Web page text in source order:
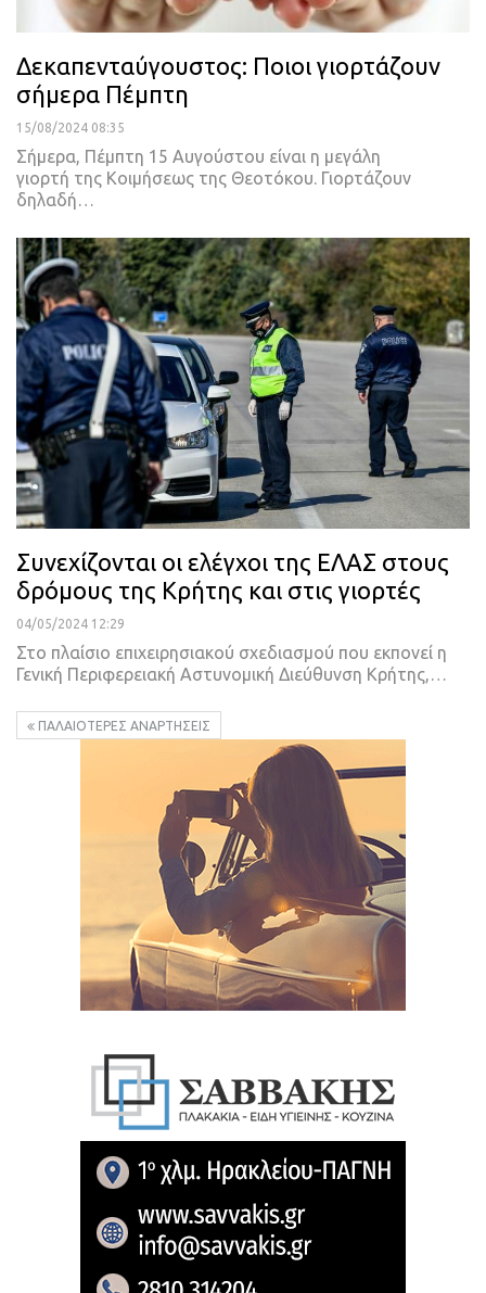
Δεκαπενταύγουστος: Ποιοι γιορτάζουν
σήμερα Πέμπτη
15/08/2024 08:35
Σήμερα, Πέμπτη 15 Αυγούστου είναι η μεγάλη
γιορτή της Κοιμήσεως της Θεοτόκου. Γιορτάζουν
δηλαδή…
Συνεχίζονται οι ελέγχοι της ΕΛΑΣ στους
δρόμους της Κρήτης και στις γιορτές
04/05/2024 12:29
Στο πλαίσιο επιχειρησιακού σχεδιασμού που εκπονεί η
Γενική Περιφερειακή Αστυνομική Διεύθυνση Κρήτης,…
ΠΑΛΑΙΌΤΕΡΕΣ ΑΝΑΡΤΉΣΕΙΣ